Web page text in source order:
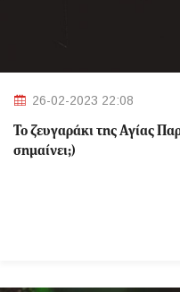
26-02-2023 22:08
Το ζευγαράκι της Αγίας
σημαίνει;)